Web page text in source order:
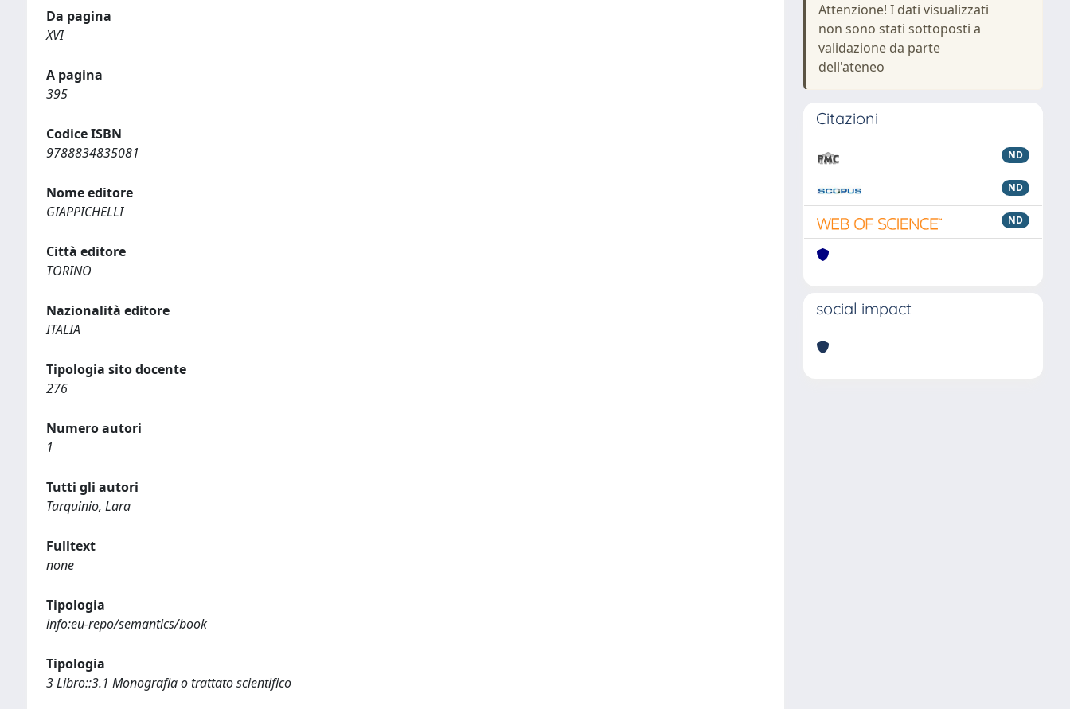
Da pagina
XVI
A pagina
395
Codice ISBN
9788834835081
Nome editore
GIAPPICHELLI
Città editore
TORINO
Nazionalità editore
ITALIA
Tipologia sito docente
276
Numero autori
1
Tutti gli autori
Tarquinio, Lara
Fulltext
none
Tipologia
info:eu-repo/semantics/book
Tipologia
3 Libro::3.1 Monografia o trattato scientifico
Attenzione! I dati visualizzati
non sono stati sottoposti a
validazione da parte
dell'ateneo
Citazioni
ND
ND
ND
social impact